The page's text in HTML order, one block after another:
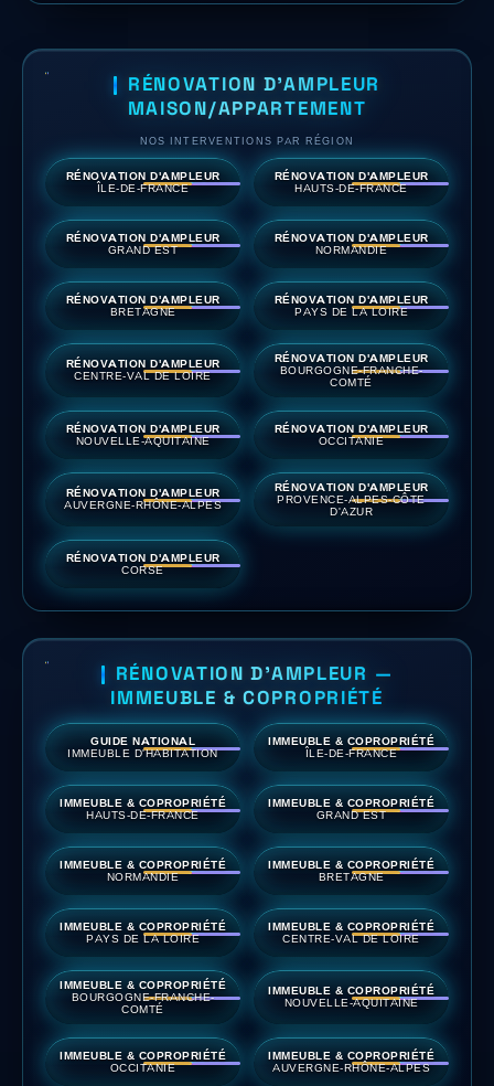
RÉNOVATION D'AMPLEUR
MAISON/APPARTEMENT
NOS INTERVENTIONS PAR RÉGION
RÉNOVATION D'AMPLEUR
ÎLE-DE-FRANCE
RÉNOVATION D'AMPLEUR
HAUTS-DE-FRANCE
RÉNOVATION D'AMPLEUR
GRAND EST
RÉNOVATION D'AMPLEUR
NORMANDIE
RÉNOVATION D'AMPLEUR
BRETAGNE
RÉNOVATION D'AMPLEUR
PAYS DE LA LOIRE
RÉNOVATION D'AMPLEUR
CENTRE-VAL DE LOIRE
RÉNOVATION D'AMPLEUR
BOURGOGNE-FRANCHE-
COMTÉ
RÉNOVATION D'AMPLEUR
NOUVELLE-AQUITAINE
RÉNOVATION D'AMPLEUR
OCCITANIE
RÉNOVATION D'AMPLEUR
AUVERGNE-RHÔNE-ALPES
RÉNOVATION D'AMPLEUR
PROVENCE-ALPES-CÔTE
D'AZUR
RÉNOVATION D'AMPLEUR
CORSE
RÉNOVATION D'AMPLEUR —
IMMEUBLE & COPROPRIÉTÉ
GUIDE NATIONAL
IMMEUBLE D'HABITATION
IMMEUBLE & COPROPRIÉTÉ
ÎLE-DE-FRANCE
IMMEUBLE & COPROPRIÉTÉ
HAUTS-DE-FRANCE
IMMEUBLE & COPROPRIÉTÉ
GRAND EST
IMMEUBLE & COPROPRIÉTÉ
NORMANDIE
IMMEUBLE & COPROPRIÉTÉ
BRETAGNE
IMMEUBLE & COPROPRIÉTÉ
PAYS DE LA LOIRE
IMMEUBLE & COPROPRIÉTÉ
CENTRE-VAL DE LOIRE
IMMEUBLE & COPROPRIÉTÉ
BOURGOGNE-FRANCHE-
COMTÉ
IMMEUBLE & COPROPRIÉTÉ
NOUVELLE-AQUITAINE
IMMEUBLE & COPROPRIÉTÉ
OCCITANIE
IMMEUBLE & COPROPRIÉTÉ
AUVERGNE-RHÔNE-ALPES